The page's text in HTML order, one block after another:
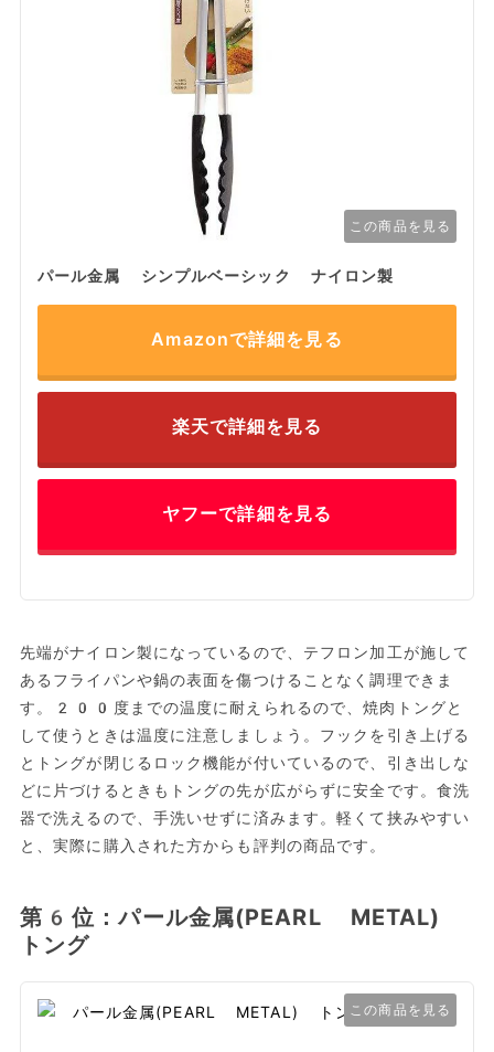
この商品を見る
パール金属 シンプルベーシック ナイロン製
Amazonで詳細を見る
楽天で詳細を見る
ヤフーで詳細を見る
先端がナイロン製になっているので、テフロン加工が施して
あるフライパンや鍋の表面を傷つけることなく調理できま
す。200度までの温度に耐えられるので、焼肉トングと
して使うときは温度に注意しましょう。フックを引き上げる
とトングが閉じるロック機能が付いているので、引き出しな
どに片づけるときもトングの先が広がらずに安全です。食洗
器で洗えるので、手洗いせずに済みます。軽くて挟みやすい
と、実際に購入された方からも評判の商品です。
第6位：パール金属(PEARL METAL)
トング
この商品を見る